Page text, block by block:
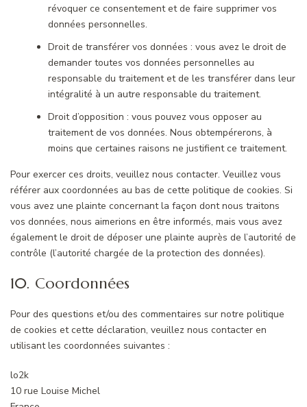
révoquer ce consentement et de faire supprimer vos
données personnelles.
Droit de transférer vos données : vous avez le droit de
demander toutes vos données personnelles au
responsable du traitement et de les transférer dans leur
intégralité à un autre responsable du traitement.
Droit d’opposition : vous pouvez vous opposer au
traitement de vos données. Nous obtempérerons, à
moins que certaines raisons ne justifient ce traitement.
Pour exercer ces droits, veuillez nous contacter. Veuillez vous
référer aux coordonnées au bas de cette politique de cookies. Si
vous avez une plainte concernant la façon dont nous traitons
vos données, nous aimerions en être informés, mais vous avez
également le droit de déposer une plainte auprès de l’autorité de
contrôle (l’autorité chargée de la protection des données).
10. Coordonnées
Pour des questions et/ou des commentaires sur notre politique
de cookies et cette déclaration, veuillez nous contacter en
utilisant les coordonnées suivantes :
lo2k
10 rue Louise Michel